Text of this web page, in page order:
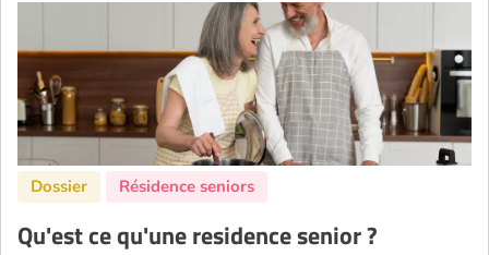
Qu'est ce qu'une residence senior ?